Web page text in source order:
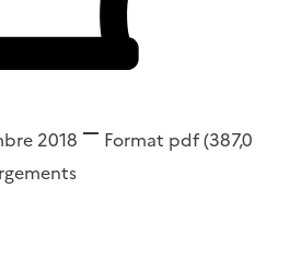
2018 Format pdf(387,0